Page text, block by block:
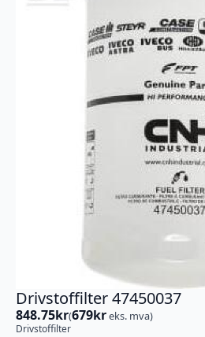
Drivstoffilter 47450037
848.75kr(679kreks. mva)
Drivstoffilter